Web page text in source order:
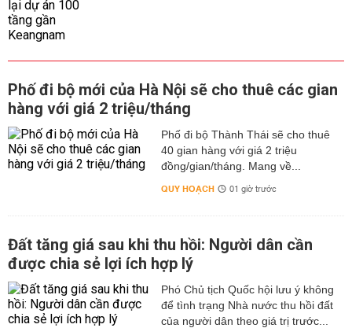
Phố đi bộ mới của Hà Nội sẽ cho thuê các gian
hàng với giá 2 triệu/tháng
Phố đi bộ Thành Thái sẽ cho thuê
40 gian hàng với giá 2 triệu
đồng/gian/tháng. Mang về...
QUY HOẠCH 01 giờ trước
Đất tăng giá sau khi thu hồi: Người dân cần
được chia sẻ lợi ích hợp lý
Phó Chủ tịch Quốc hội lưu ý không
để tình trạng Nhà nước thu hồi đất
của người dân theo giá trị trước...